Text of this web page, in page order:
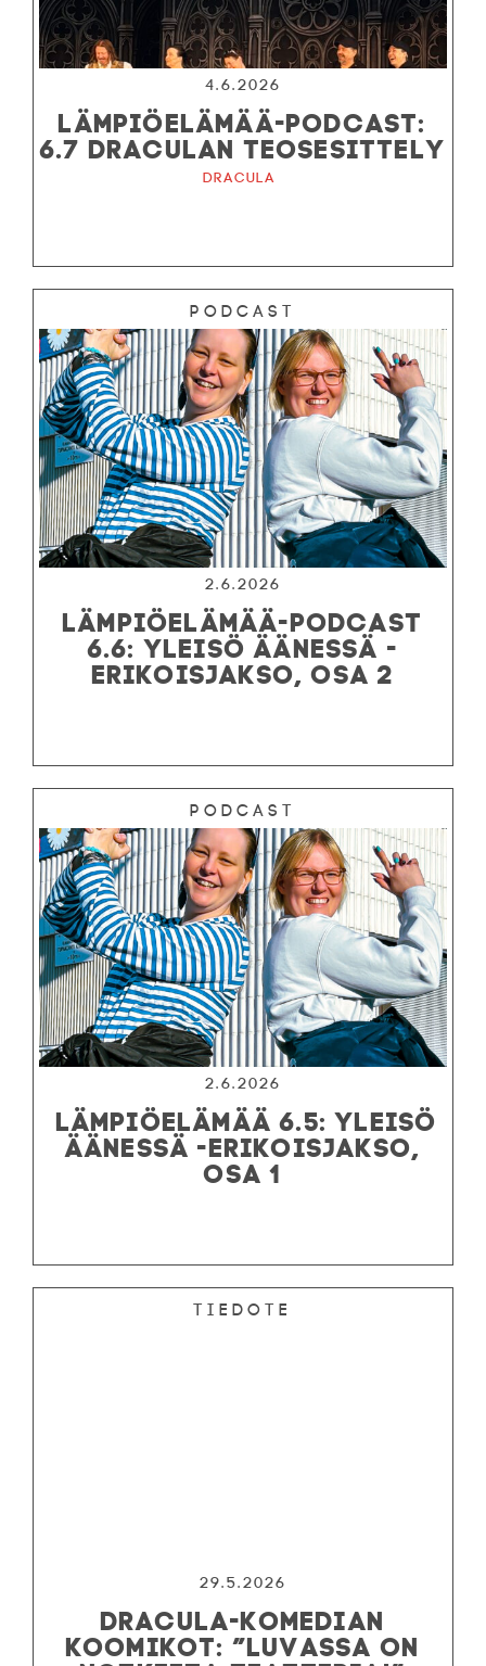
4.6.2026
LÄMPIÖELÄMÄÄ-PODCAST:
6.7 DRACULAN TEOSESITTELY
Dracula
Podcast
2.6.2026
LÄMPIÖELÄMÄÄ-PODCAST
6.6: YLEISÖ ÄÄNESSÄ -
ERIKOISJAKSO, OSA 2
Podcast
2.6.2026
LÄMPIÖELÄMÄÄ 6.5: YLEISÖ
ÄÄNESSÄ -ERIKOISJAKSO,
OSA 1
Tiedote
29.5.2026
DRACULA-KOMEDIAN
KOOMIKOT: ”LUVASSA ON